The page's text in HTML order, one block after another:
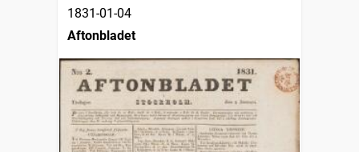
1831-01-04
Aftonbladet